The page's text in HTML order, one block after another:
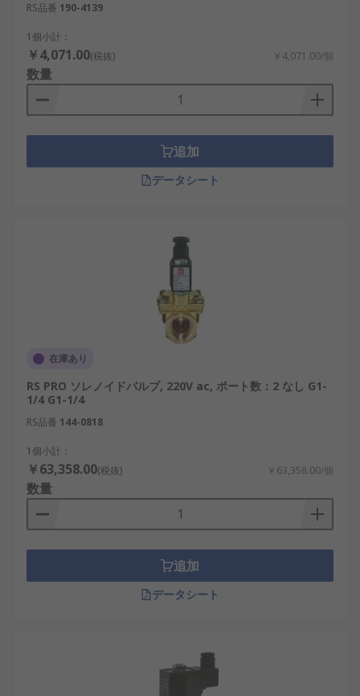
RS品番 190-4139
1個小計：
￥4,071.00(税抜) ￥4,071.00/個
数量
追加
データシート
在庫あり
RS PRO ソレノイドバルブ, 220V ac, ポート数：2 なし G1-
1/4 G1-1/4
RS品番 144-0818
1個小計：
￥63,358.00(税抜) ￥63,358.00/個
数量
追加
データシート